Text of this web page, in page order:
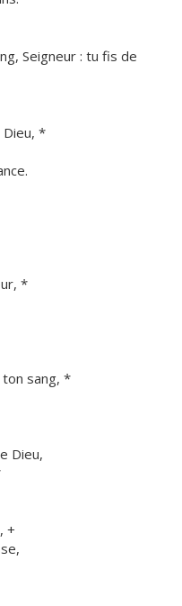
Seigneur : tu fis de
*
*
sang, *
Dieu,
+